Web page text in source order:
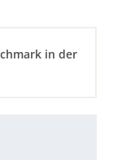
in der